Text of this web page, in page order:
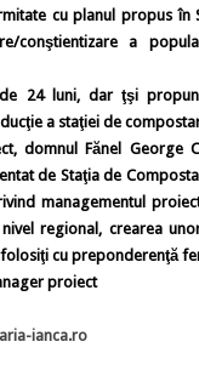
cu planul propus în
conştientizare a
24 luni, dar ţşi
a staţiei de
domnul Fănel George
de Staţia de
managementul
regional, crearea
cu preponderenţă
proiect
ianca.ro